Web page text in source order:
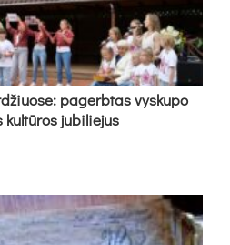
pa­gerb­tas vys­ku­po
ju­bi­lie­jus